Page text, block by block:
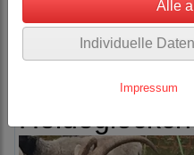
in 3
Thüringer
Individuelle
Impressum